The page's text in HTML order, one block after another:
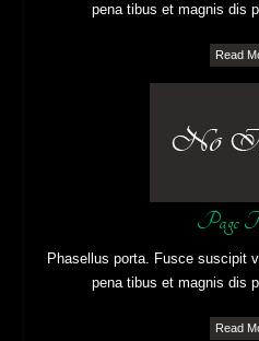
pena tibus et magnis dis
Read
Page
Phasellus porta. Fusce suscipit
pena tibus et magnis dis
Read